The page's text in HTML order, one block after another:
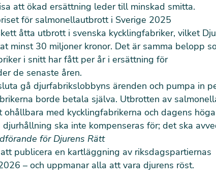
att ökad ersättning leder till minskad smitta.
för salmonellautbrott i Sverige 2025
åtta utbrott i svenska kycklingfabriker, vilket
minst 30 miljoner kronor. Det är samma belopp
i snitt har fått per år i ersättning för
de senaste åren.
gå djurfabrikslobbyns ärenden och pumpa in
borde betala själva. Utbrotten av
ohållbara med kycklingfabrikerna och dagens höga
ska inte kompenseras för; det ska
för Djurens Rätt
publicera en kartläggning av riksdagspartiernas
– och uppmanar alla att vara djurens röst.